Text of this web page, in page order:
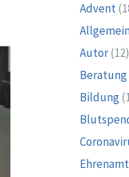
Advent
Autor(12)
Beratung
Bildung
Ehrenamt